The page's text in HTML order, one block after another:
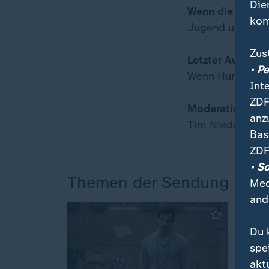
Wenn die Stadt
Jugend und
Letzter
Wenn Hund
Moderation:
Tim Niedernolte
Themen der Sendung
•
•
Du